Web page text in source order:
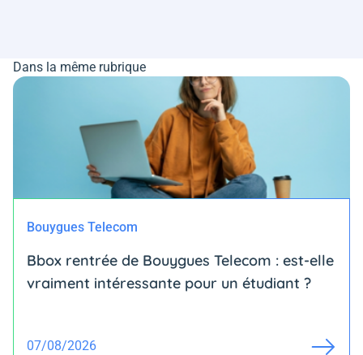
Dans la même rubrique
Bouygues Telecom
Bbox rentrée de Bouygues Telecom : est-elle
vraiment intéressante pour un étudiant ?
07/08/2026